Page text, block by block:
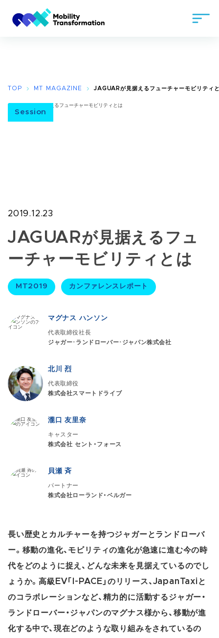
TOP MT MAGAZINE JAGUARが見据えるフューチャーモビリティ
Session
2019.12.23
JAGUARが見据えるフュ
ーチャーモビリティとは
MT2019 カンファレンスレポート
マグナス ハンソン
代表取締役社長
ジャガー･ランドローバー･ジャパン株式会社
北川 烈
代表取締役
株式会社スマートドライブ
瀧口 友里奈
キャスター
株式会社 セント・フォース
貝瀬 斉
パートナー
株式会社ローランド・ベルガー
長い歴史とカルチャーを持つジャガーとランドローバ
ー。移動の進化、モビリティの進化が急速に進む今の時
代をどのように捉え、どんな未来を見据えているのでし
ょうか。高級EV「I-PACE」のリリース、JapanTaxiと
のコラボレーションなど、精力的に活動するジャガー・
ランドローバー・ジャパンのマグナス様から、移動が進
化する中で、現在どのような取り組みをされているの